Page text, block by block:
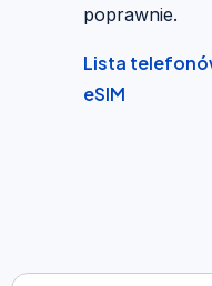
poprawnie.
Lista
eSIM